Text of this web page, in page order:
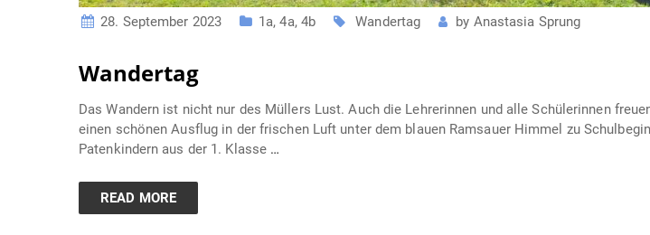
28. September 2023 1a,4a, 4b Wandertag by Anastasia Sprung
Wandertag
Das Wandern ist nicht nur des Müllers Lust. Auch die Lehrerinnen und alle Schülerinnen
einen schönen Ausflug in der frischen Luft unter dem blauen Ramsauer Himmel zu
Patenkindern aus der 1. Klasse …
READ MORE